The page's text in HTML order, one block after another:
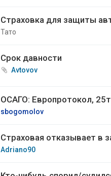
Страховка для защиты
Тато
Срок давности
Avtovov
ОСАГО: Европротокол,
sbogomolov
Страховая отказывает в
Adriano90